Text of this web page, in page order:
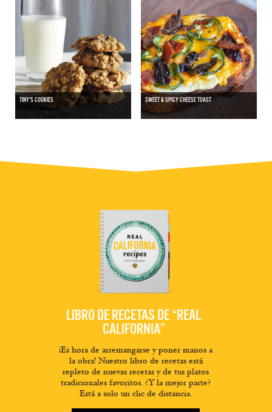
TINY'S COOKIES SWEET & SPICY CHEESE TOAST
LIBRO DE RECETAS DE “REAL
CALIFORNIA”
¡Es hora de arremangarse y poner manos a
la obra! Nuestro libro de recetas está
repleto de nuevas recetas y de tus platos
tradicionales favoritos. ¿Y la mejor parte?
Está a solo un clic de distancia.